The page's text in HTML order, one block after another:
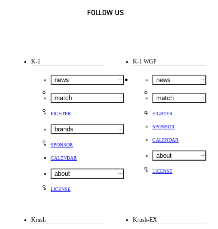
FOLLOW US
K-1
news
match
FIGHTER
brands
SPONSOR
CALENDAR
about
LICENSE
K-1 WGP
news
match
FIGHTER
SPONSOR
CALENDAR
about
LICENSE
Krush Krush-EX